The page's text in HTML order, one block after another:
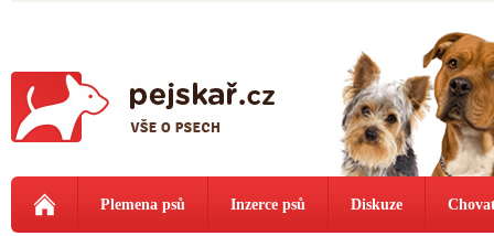
Plemena psů Inzerce psů Diskuze